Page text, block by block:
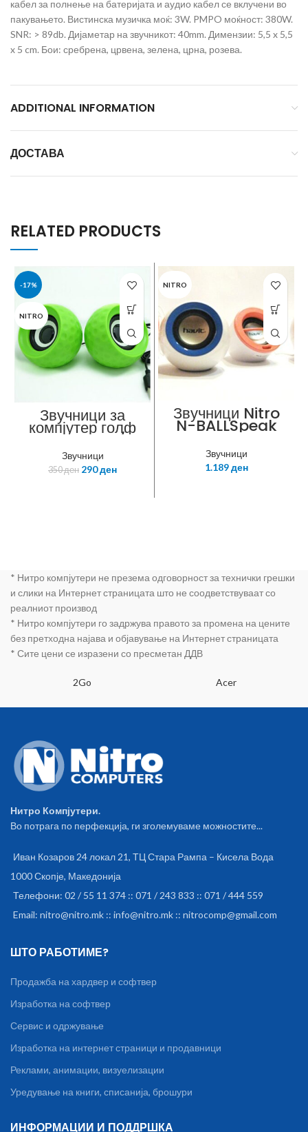
кабел за полнење на батеријата и аудио кабел се вклучени во
пакувањето. Вистинска музичка моќ: 3W. PMPO моќност: 380W.
SNR: > 89db. Дијаметар на звучникот: 40mm. Димензии: 5,5 x 5,5
x 5 cm. Бои: сребрена, црвена, зелена, црна, розева.
ADDITIONAL INFORMATION
ДОСТАВА
RELATED PRODUCTS
-17%
NITRO
Звучници за
компјутер голф
E11 црвени /
зелени 2x3W
RMS
Звучници
350ден 290ден
NITRO
Звучници Nitro
N-BALLSpeak
Звучници
1.189ден
* Нитро компјутери не презема одговорност за технички грешки
и слики на Интернет страницата што не соодветствуваат со
реалниот производ
* Нитро компјутери го задржува правото за промена на цените
без претходна најава и објавување на Интернет страницата
* Сите цени се изразени со пресметан ДДВ
2Go Acer
Нитро Компјутери.
Во потрага по перфекција, ги зголемуваме можностите...
Иван Козаров 24 локал 21, ТЦ Стара Рампа – Кисела Вода
1000 Скопје, Македонија
Телефони: 02 / 55 11 374 :: 071 / 243 833 :: 071 / 444 559
Email: nitro@nitro.mk :: info@nitro.mk :: nitrocomp@gmail.com
ШТО РАБОТИМЕ?
Продажба на хардвер и софтвер
Изработка на софтвер
Сервис и одржување
Изработка на интернет страници и продавници
Реклами, анимации, визуелизации
Уредување на книги, списанија, брошури
ИНФОРМАЦИИ И ПОДДРШКА